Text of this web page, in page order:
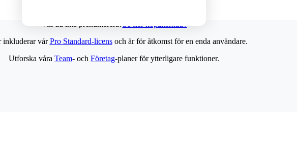
Vill du inte prenumerera?Se fler köpalternativ
inkluderar vårPro Standard-licensoch är för åtkomst för en enda användare.
Utforska våra Team- och Företag-planer för ytterligare funktioner.